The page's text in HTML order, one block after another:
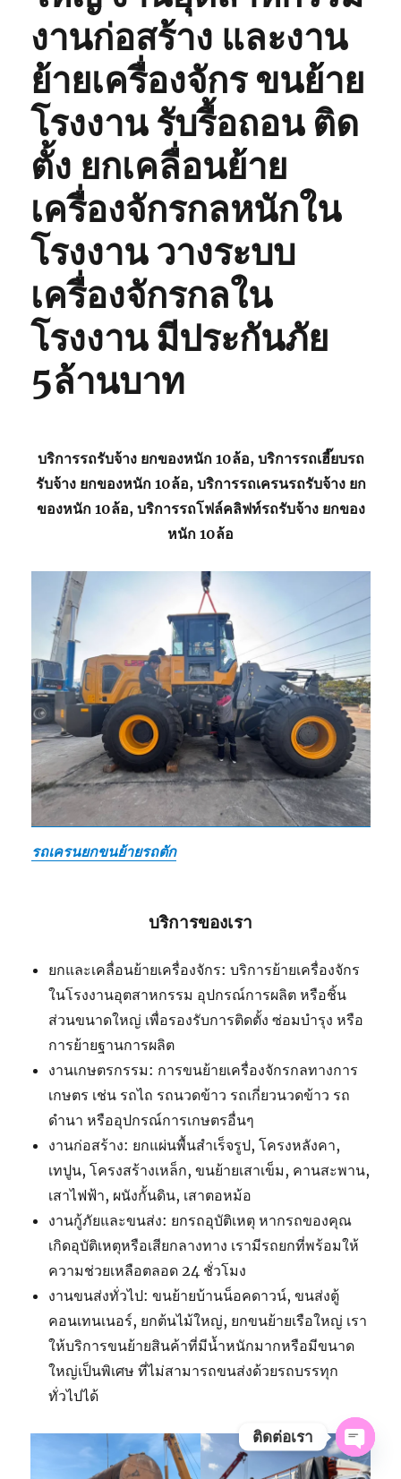
งานก่อสร้าง และงาน
ย้ายเครื่องจักร ขนย้าย
โรงงาน รับรื้อถอน ติด
ตั้ง ยกเคลื่อนย้าย
เครื่องจักรกลหนักใน
โรงงาน วางระบบ
เครื่องจักรกลใน
โรงงาน มีประกันภัย
5ล้านบาท
บริการรถรับจ้าง ยกของหนัก 10ล้อ, บริการรถเฮี๊ยบรถ
รับจ้าง ยกของหนัก 10ล้อ, บริการรถเครนรถรับจ้าง ยก
ของหนัก 10ล้อ, บริการรถโฟล์คลิฟท์รถรับจ้าง ยกของ
หนัก 10ล้อ
รถเครนยกขนย้ายรถตัก
บริการของเรา
ยกและเคลื่อนย้ายเครื่องจักร: บริการย้ายเครื่องจักร
ในโรงงานอุตสาหกรรม อุปกรณ์การผลิต หรือชิ้น
ส่วนขนาดใหญ่ เพื่อรองรับการติดตั้ง ซ่อมบำรุง หรือ
การย้ายฐานการผลิต
งานเกษตรกรรม: การขนย้ายเครื่องจักรกลทางการ
เกษตร เช่น รถไถ รถนวดข้าว รถเกี่ยวนวดข้าว รถ
ดำนา หรืออุปกรณ์การเกษตรอื่นๆ
งานก่อสร้าง: ยกแผ่นพื้นสำเร็จรูป, โครงหลังคา,
เทปูน, โครงสร้างเหล็ก, ขนย้ายเสาเข็ม, คานสะพาน,
เสาไฟฟ้า, ผนังกั้นดิน, เสาตอหม้อ
งานกู้ภัยและขนส่ง: ยกรถอุบัติเหตุ หากรถของคุณ
เกิดอุบัติเหตุหรือเสียกลางทาง เรามีรถยกที่พร้อมให้
ความช่วยเหลือตลอด 24 ชั่วโมง
งานขนส่งทั่วไป: ขนย้ายบ้านน็อคดาวน์, ขนส่งตู้
คอนเทนเนอร์, ยกต้นไม้ใหญ่, ยกขนย้ายเรือใหญ่ เรา
ให้บริการขนย้ายสินค้าที่มีน้ำหนักมากหรือมีขนาด
ใหญ่เป็นพิเศษ ที่ไม่สามารถขนส่งด้วยรถบรรทุก
ทั่วไปได้
ติดต่อเรา
OPEN